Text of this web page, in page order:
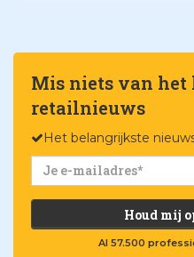
Mis niets van het
retailnieuws
Het belangrijkste
Houd mij
Al 57.500